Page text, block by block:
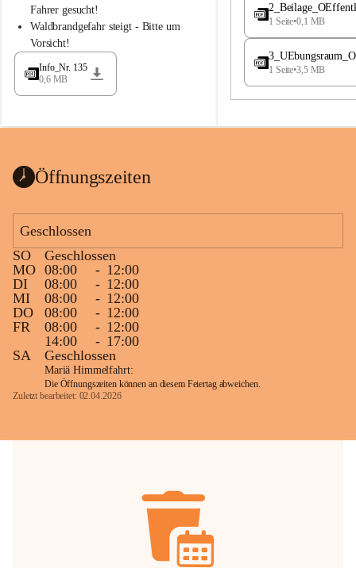
a
d
l
a
Fahrer gesucht!
Waldbrandgefahr steigt - Bitte um
Vorsicht!
Info_Nr. 135
0,6 MB
e
a
1 Seite•0,1 MB
1 Seite•3,5 MB
Öffnungszeiten
Geschlossen
SO
Geschlossen
MO 08:00 - 12:00
DI
08:00 - 12:00
MI
08:00 - 12:00
DO
08:00 - 12:00
FR
08:00 - 12:00
14:00
- 17:00
SA
Geschlossen
Mariä Himmelfahrt:
Die Öffnungszeiten können an diesem Feiertag abweichen.
Zuletzt bearbeitet: 02.04.2026